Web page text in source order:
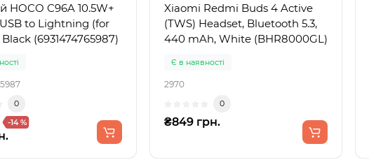
HOCO C96A 10.5W+
to Lightning (for
(6931474765987)
0
-14 %
Xiaomi Redmi Buds 4 Active
(TWS) Headset, Bluetooth 5.3,
440 mAh, White (BHR8000GL)
Є в наявності
2970
0
₴849 грн.